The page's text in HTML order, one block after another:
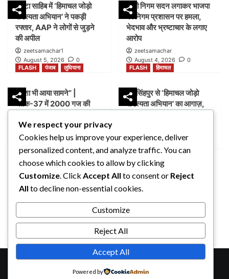
पांवटा साहिब में ‘हिमाचल जोड़ो
सदस्यता अभियान’ ने पकड़ी
रफ्तार, AAP ने लोगों से जुड़ने
की अपील
zeetsamachar1
August 5, 2026
0
डम्मी निगम सदन लगाकर भाजपा
का निगम प्रशासन पर हमला,
भेदभाव और भ्रष्टाचार के लगाए
आरोप
zeetsamachar
August 4, 2026
0
FLASH
पंजाब लुधियाना
नक्शा भी आया सामने” |
ब्लॉक-37 में 2000 गज की
zeetsamachar
August 4, 2026
0
FLASH हिमाचल
जयसिंहपुर से ‘हिमाचल जोड़ो
सदस्यता अभियान’ का आगाज़,
August 4, 2026
0
विधायक कुलवंत सिंह सिद्धू ने
विधानसभा में उठाई होशियारपुर का
नाम ‘श्री गुरु रविदास जी नगर’
करने की मांग
August 4, 2026
0
We respect your privacy
Cookies help us improve your experience, deliver
personalized content, and analyze traffic. You can
choose which cookies to allow by clicking
Customize . Click Accept All to consent or Reject
All to decline non-essential cookies.
Customize
Reject All
Accept All
Powered by